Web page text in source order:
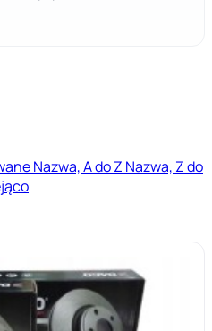
Nazwa, A do Z Nazwa, Z do